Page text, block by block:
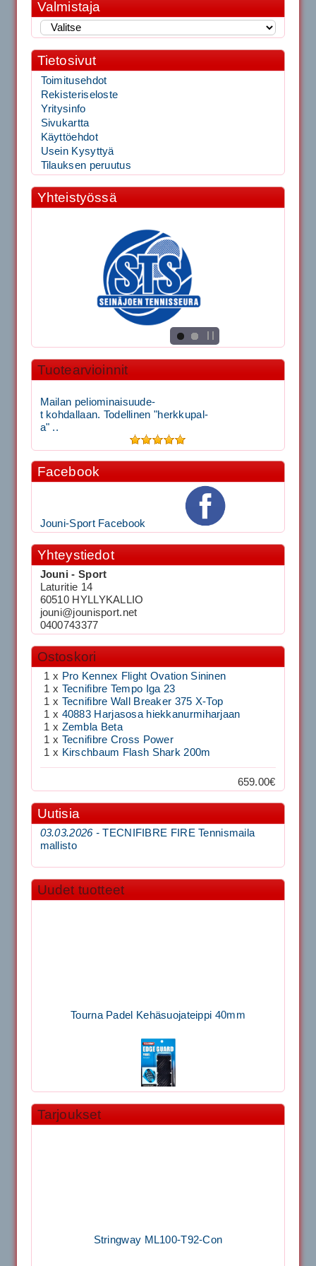
Valmistaja
Tietosivut
Toimitusehdot
Rekisteriseloste
Yritysinfo
Sivukartta
Käyttöehdot
Usein Kysyttyä
Tilauksen peruutus
Yhteistyössä
Tuotearvioinnit
Mailan peliominaisuude-
t kohdallaan. Todellinen "herkkupal-
a" ..
Facebook
Jouni-Sport Facebook
Yhteystiedot
Jouni - Sport
Laturitie 14
60510 HYLLYKALLIO
jouni@jounisport.net
0400743377
Ostoskori
1 x Pro Kennex Flight Ovation Sininen
1 x Tecnifibre Tempo Iga 23
1 x Tecnifibre Wall Breaker 375 X-Top
1 x 40883 Harjasosa hiekkanurmiharjaan
1 x Zembla Beta
1 x Tecnifibre Cross Power
1 x Kirschbaum Flash Shark 200m
659.00€
Uutisia
03.03.2026 -TECNIFIBRE FIRE Tennismaila
mallisto
Uudet tuotteet
Tourna Padel Kehäsuojateippi 40mm
1,650.00€
Tarjoukset
Stringway ML100-T92-Con